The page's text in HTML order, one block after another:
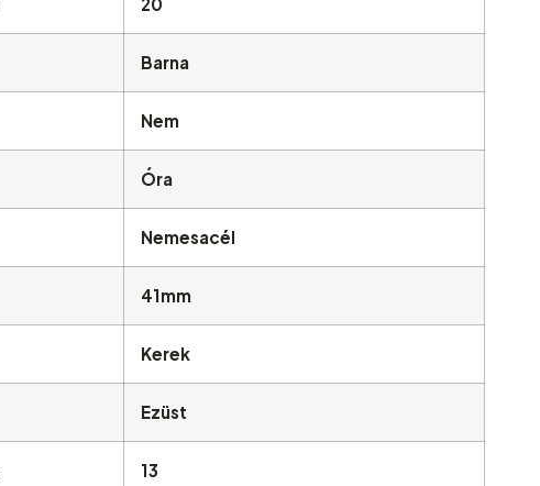
20
Barna
Nem
Óra
Nemesacél
41mm
Kerek
Ezüst
13